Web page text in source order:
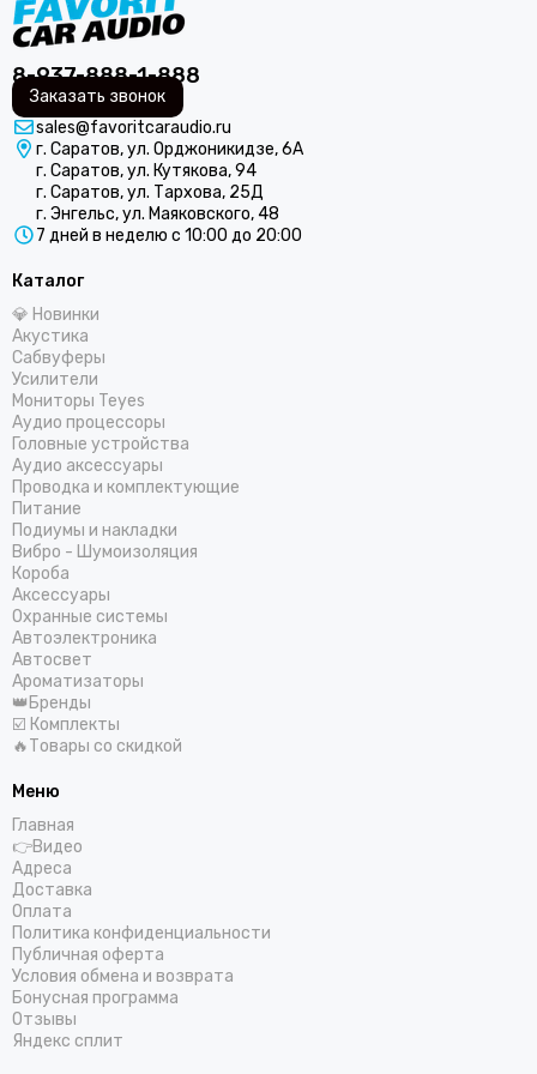
MOMO
Morel
MTX
Mystery
Match
Nakamichi
Neoline
Oris Electronics
ОЗАР
Pioneer
Predator
Prology
Pulsar
Recoil
Russian Bass
Skylor
Spl-Lab
STEG
SOaudio
StP
SWAT
Stinger
SKY
Takara
Триада
TEYES
TSA
Tonemix
URAL
Vibe
Zapco
Zeus
8-937-888-1-888
Заказать звонок
sales@favoritcaraudio.ru
г. Саратов, ул. Орджоникидзе, 6А
г. Саратов, ул. Кутякова, 94
г. Саратов, ул. Тархова, 25Д
г. Энгельс, ул. Маяковского, 48
7 дней в неделю с 10:00 до 20:00
Каталог
💎 Новинки
Акустика
Сабвуферы
Усилители
Мониторы Teyes
Аудио процессоры
Головные устройства
Аудио аксессуары
Проводка и комплектующие
Питание
Подиумы и накладки
Вибро - Шумоизоляция
Короба
Аксессуары
Охранные системы
Автоэлектроника
Автосвет
Ароматизаторы
👑Бренды
☑️ Комплекты
🔥Товары со скидкой
Меню
Главная
👉Видео
Адреса
Доставка
Оплата
Политика конфиденциальности
Публичная оферта
Условия обмена и возврата
Бонусная программа
Отзывы
Яндекс сплит